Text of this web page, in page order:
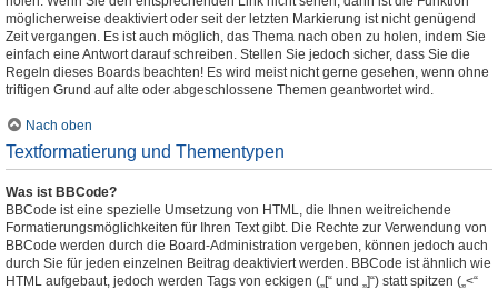
möglicherweise deaktiviert oder seit der letzten Markierung ist nicht genügend
Zeit vergangen. Es ist auch möglich, das Thema nach oben zu holen, indem Sie
einfach eine Antwort darauf schreiben. Stellen Sie jedoch sicher, dass Sie die
Regeln dieses Boards beachten! Es wird meist nicht gerne gesehen, wenn ohne
triftigen Grund auf alte oder abgeschlossene Themen geantwortet wird.
Nach oben
Textformatierung und Thementypen
Was ist BBCode?
BBCode ist eine spezielle Umsetzung von HTML, die Ihnen weitreichende
Formatierungsmöglichkeiten für Ihren Text gibt. Die Rechte zur Verwendung von
BBCode werden durch die Board-Administration vergeben, können jedoch auch
durch Sie für jeden einzelnen Beitrag deaktiviert werden. BBCode ist ähnlich wie
HTML aufgebaut, jedoch werden Tags von eckigen („[“ und „]“) statt spitzen („<“